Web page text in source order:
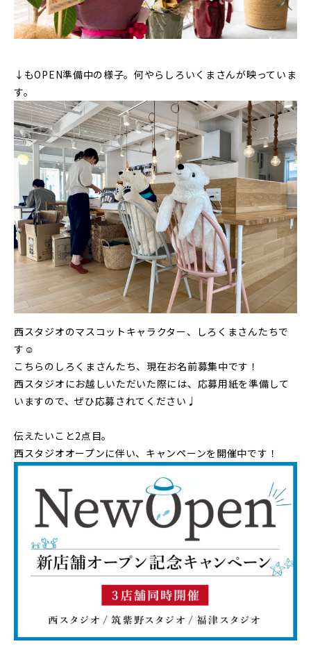
↓もOPEN準備中の様子。何やらしろいくまさんが映っていま
す。
西スタジオのマスコットキャラクター、しろくまさんたちで
す☺
こちらのしろくまさんたち、現在お名前募集中です！
西スタジオにお越しいただいた際には、応募用紙を準備して
いますので、ぜひ応募されてください♩
伝えたいこと2点目。
西スタジオオープンに伴い、キャンペーンを開催中です！